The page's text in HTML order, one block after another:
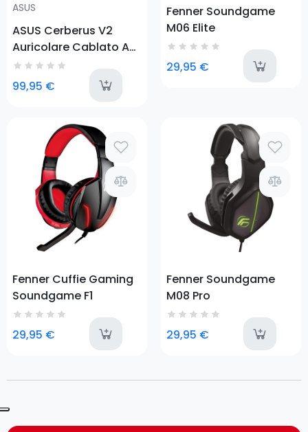
ASUS
ASUS Cerberus V2
Auricolare Cablato A
Padiglione Giocare
Nero, Blu
99,95 €
Fenner Soundgame
M06 Elite
29,95 €
Fenner Cuffie Gaming
Soundgame F1
29,95 € available
Fenner Soundgame
M08 Pro
29,95 €